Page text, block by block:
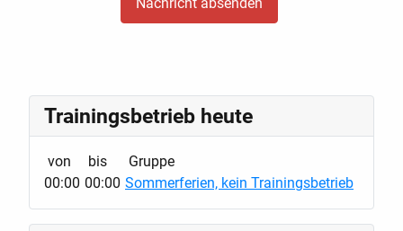
Trainingsbetrieb heute
von bis
Gruppe
00:00 00:00 Sommerferien, kein Trainingsbetrieb